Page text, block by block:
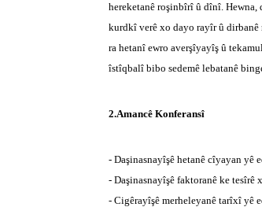
hereketanê roşinbîrî û dînî. Hewna,
kurdkî verê xo dayo rayîr û dirbanê
ra hetanî ewro averşîyayîş û
îstîqbalî bibo sedemê lebatanê
2.Amancê Konferansî
- Daşinasnayîşê hetanê cîyayan yê
- Daşinasnayîşê faktoranê ke
- Cigêrayîşê merheleyanê tarîxî yê